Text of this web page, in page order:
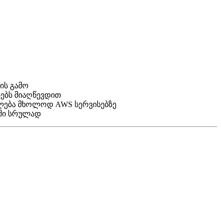
გამო
მიაღწევდით
მხოლოდ AWS სერვისებზე
სრულად